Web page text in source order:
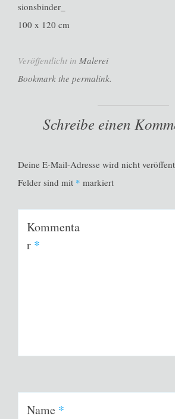
sionsbinder_
100 x 120 cm
Veröffentlicht in Malerei
Bookmark the permalink.
Schreibe einen
Deine E-Mail-Adresse wird nicht
Felder sind mit * markiert
Kommenta
r *
Name *